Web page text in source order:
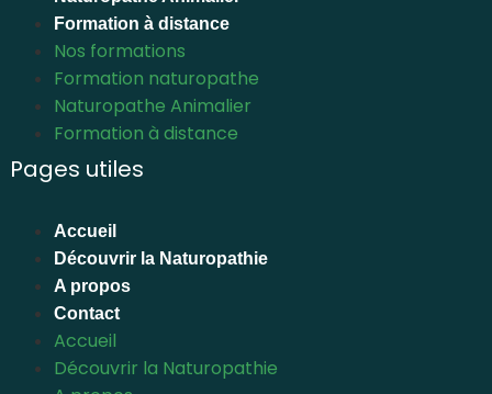
Formation à distance
Nos formations
Formation naturopathe
Naturopathe Animalier
Formation à distance
Pages utiles
Accueil
Découvrir la Naturopathie
A propos
Contact
Accueil
Découvrir la Naturopathie